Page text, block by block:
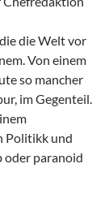
die Welt vor
Von einem
so mancher
im Gegenteil.
Politikk und
oder paranoid